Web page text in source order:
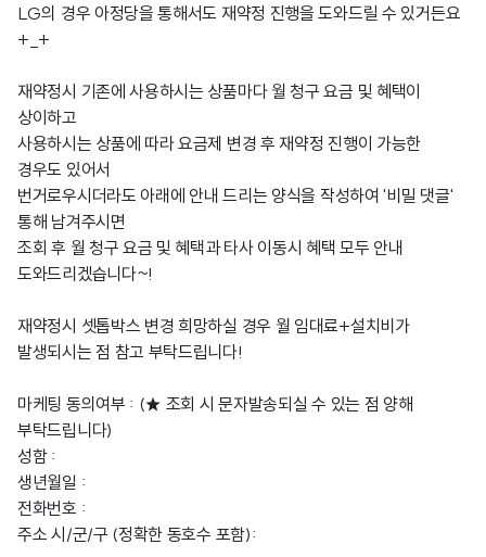
LG의 경우 아정당을 통해서도 재약정 진행을 도와드릴 수 있거든요
+_+
재약정시 기존에 사용하시는 상품마다 월 청구 요금 및 혜택이
상이하고
사용하시는 상품에 따라 요금제 변경 후 재약정 진행이 가능한
경우도 있어서
번거로우시더라도 아래에 안내 드리는 양식을 작성하여 '비밀 댓글'
통해 남겨주시면
조회 후 월 청구 요금 및 혜택과 타사 이동시 혜택 모두 안내
도와드리겠습니다~!
재약정시 셋톱박스 변경 희망하실 경우 월 임대료+설치비가
발생되시는 점 참고 부탁드립니다!
마케팅 동의여부 : (★ 조회 시 문자발송되실 수 있는 점 양해
부탁드립니다)
성함 :
생년월일 :
전화번호 :
주소 시/군/구 (정확한 동호수 포함):